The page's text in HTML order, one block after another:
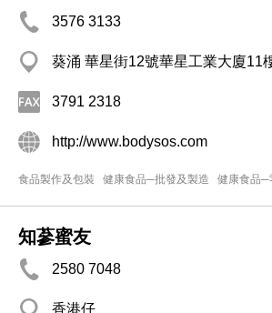
3576 3133
葵涌 華星街12號華星工業大廈11
3791 2318
http://www.bodysos.com
食品製作及包裝 健康食品─批發及製造 健康食品─
知蔘蜜友
2580 7048
香港仔